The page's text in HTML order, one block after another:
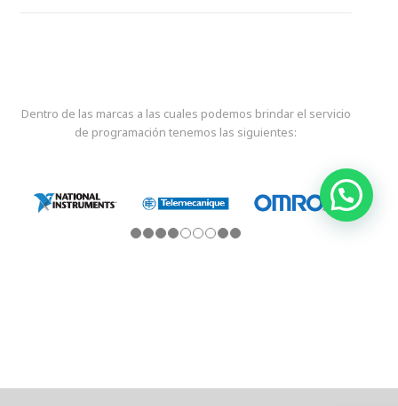
Dentro de las marcas a las cuales podemos brindar el servicio
de programación tenemos las siguientes: